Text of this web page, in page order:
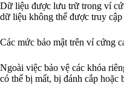
Dữ liệu được lưu trữ trong ví
dữ liệu không thể được truy
Các mức bảo mật trên ví cứng
Ngoài việc bảo vệ các khóa
có thể bị mất, bị đánh cắp